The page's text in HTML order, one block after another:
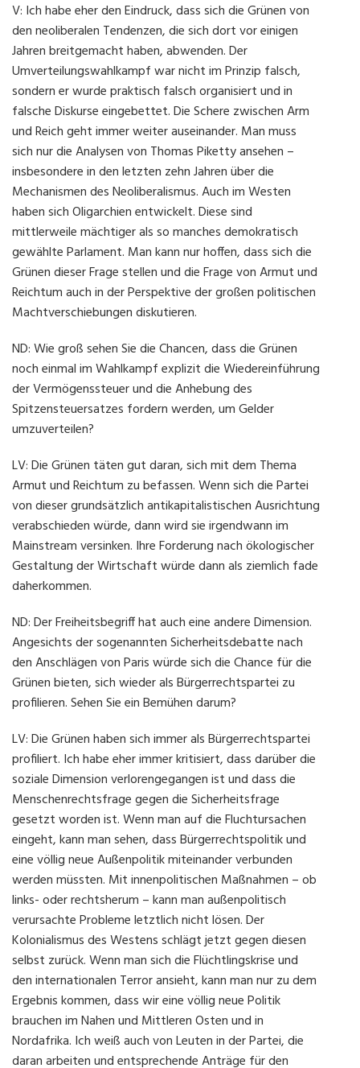
V: Ich habe eher den Eindruck, dass sich die Grünen von
den neoliberalen Tendenzen, die sich dort vor einigen
Jahren breitgemacht haben, abwenden. Der
Umverteilungswahlkampf war nicht im Prinzip falsch,
sondern er wurde praktisch falsch organisiert und in
falsche Diskurse eingebettet. Die Schere zwischen Arm
und Reich geht immer weiter auseinander. Man muss
sich nur die Analysen von Thomas Piketty ansehen –
insbesondere in den letzten zehn Jahren über die
Mechanismen des Neoliberalismus. Auch im Westen
haben sich Oligarchien entwickelt. Diese sind
mittlerweile mächtiger als so manches demokratisch
gewählte Parlament. Man kann nur hoffen, dass sich die
Grünen dieser Frage stellen und die Frage von Armut und
Reichtum auch in der Perspektive der großen politischen
Machtverschiebungen diskutieren.
ND: Wie groß sehen Sie die Chancen, dass die Grünen
noch einmal im Wahlkampf explizit die Wiedereinführung
der Vermögenssteuer und die Anhebung des
Spitzensteuersatzes fordern werden, um Gelder
umzuverteilen?
LV: Die Grünen täten gut daran, sich mit dem Thema
Armut und Reichtum zu befassen. Wenn sich die Partei
von dieser grundsätzlich antikapitalistischen Ausrichtung
verabschieden würde, dann wird sie irgendwann im
Mainstream versinken. Ihre Forderung nach ökologischer
Gestaltung der Wirtschaft würde dann als ziemlich fade
daherkommen.
ND: Der Freiheitsbegriff hat auch eine andere Dimension.
Angesichts der sogenannten Sicherheitsdebatte nach
den Anschlägen von Paris würde sich die Chance für die
Grünen bieten, sich wieder als Bürgerrechtspartei zu
profilieren. Sehen Sie ein Bemühen darum?
LV: Die Grünen haben sich immer als Bürgerrechtspartei
profiliert. Ich habe eher immer kritisiert, dass darüber die
soziale Dimension verlorengegangen ist und dass die
Menschenrechtsfrage gegen die Sicherheitsfrage
gesetzt worden ist. Wenn man auf die Fluchtursachen
eingeht, kann man sehen, dass Bürgerrechtspolitik und
eine völlig neue Außenpolitik miteinander verbunden
werden müssten. Mit innenpolitischen Maßnahmen – ob
links- oder rechtsherum – kann man außenpolitisch
verursachte Probleme letztlich nicht lösen. Der
Kolonialismus des Westens schlägt jetzt gegen diesen
selbst zurück. Wenn man sich die Flüchtlingskrise und
den internationalen Terror ansieht, kann man nur zu dem
Ergebnis kommen, dass wir eine völlig neue Politik
brauchen im Nahen und Mittleren Osten und in
Nordafrika. Ich weiß auch von Leuten in der Partei, die
daran arbeiten und entsprechende Anträge für den